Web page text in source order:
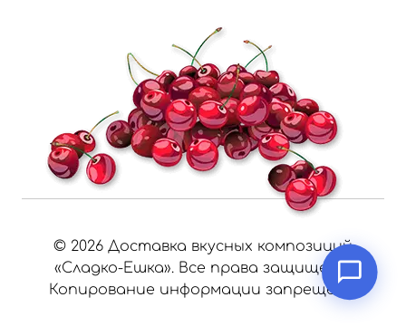
© 2026 Доставка вкусных композиций
«Сладко-Ешка». Все права защищены.
Копирование информации запрещено.